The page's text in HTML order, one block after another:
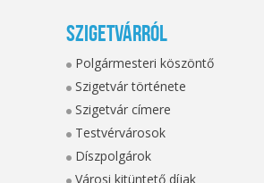
Szigetvárról
Polgármesteri köszöntő
Szigetvár története
Szigetvár címere
Testvérvárosok
Díszpolgárok
Városi kitüntető díjak